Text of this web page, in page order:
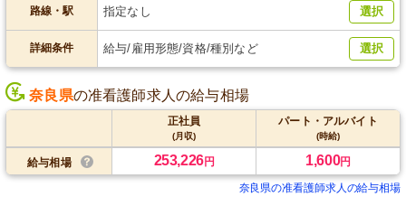
路線・駅 指定なし 選択
詳細条件 給与/雇用形態/資格/種別など 選択
奈良県の准看護師求人の給与相場
正社員
(月収)
パート・アルバイト
(時給)
給与相場 253,226円 1,600円
奈良県の准看護師求人の給与相場